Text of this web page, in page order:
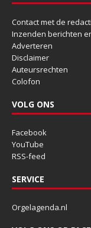
Contact met de
Inzenden berichten
Adverteren
Disclaimer
Auteursrechten
Colofon
VOLG ONS
Facebook
YouTube
RSS-feed
SERVICE
Orgelagenda.nl